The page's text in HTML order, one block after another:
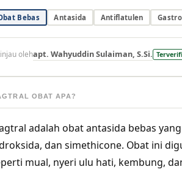
Bebas Antasida Antiflatulen
olehapt. Wahyuddin Sulaiman, S.Si.
OBAT APA?
adalah obat antasida bebas
dan simethicone. Obat ini
mual, nyeri ulu hati, kembung,